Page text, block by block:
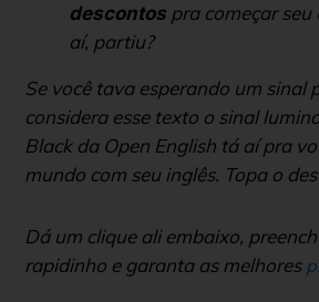
descontos pra começar seu
aí, partiu?
Se você tava esperando um sinal
considera esse texto o sinal
Black da Open English tá aí pra
mundo com seu inglês. Topa o
Dá um clique ali embaixo,
rapidinho e garanta as melhores